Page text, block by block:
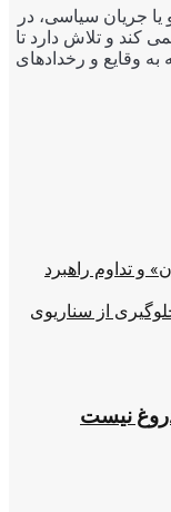
جریان سیاسی، در
کند و تلاش دارد تا
به وقایع و رخدادهای
و تداوم راهبرد
از سناریوی
نیست